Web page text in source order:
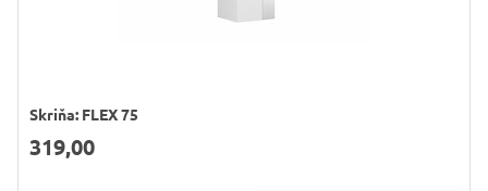
Skriňa: FLEX 75
319,00